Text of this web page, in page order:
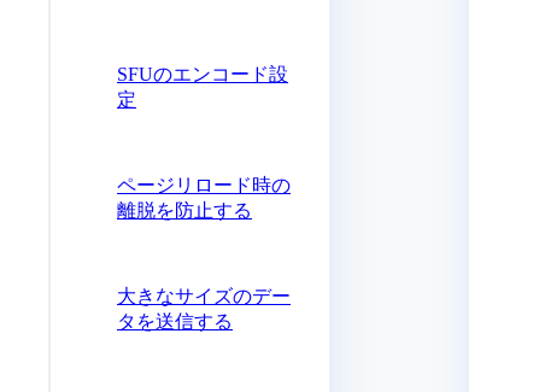
SFUのエンコード設
定
ページリロード時の
離脱を防止する
大きなサイズのデー
タを送信する